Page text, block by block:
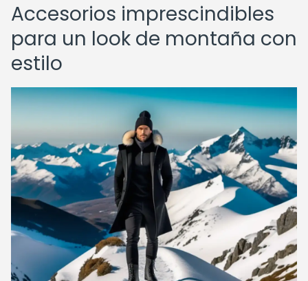
Accesorios imprescindibles
para un look de montaña con
estilo